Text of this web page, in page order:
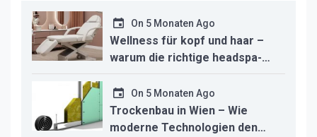
On 5 Monaten Ago
Wellness für kopf und haar –
warum die richtige headspa-
liege den unterschied für ihr
studio macht
On 5 Monaten Ago
Trockenbau in Wien – Wie
moderne Technologien den